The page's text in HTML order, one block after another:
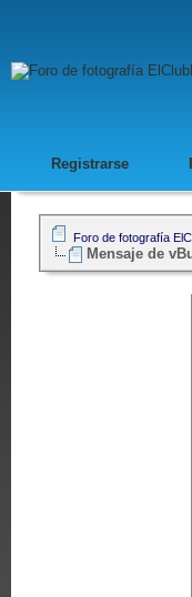
Registrarse
Foro de fotografía
Mensaje de